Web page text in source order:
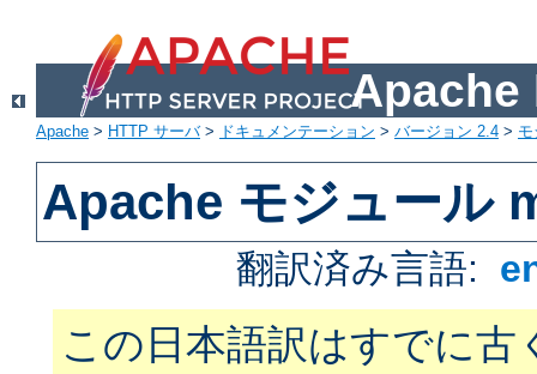
Apache
Apache > HTTP サーバ> ドキュメンテーション > バージョン 2.4 >
Apache モジュール
翻訳済み言語:
この日本語訳はすでに古